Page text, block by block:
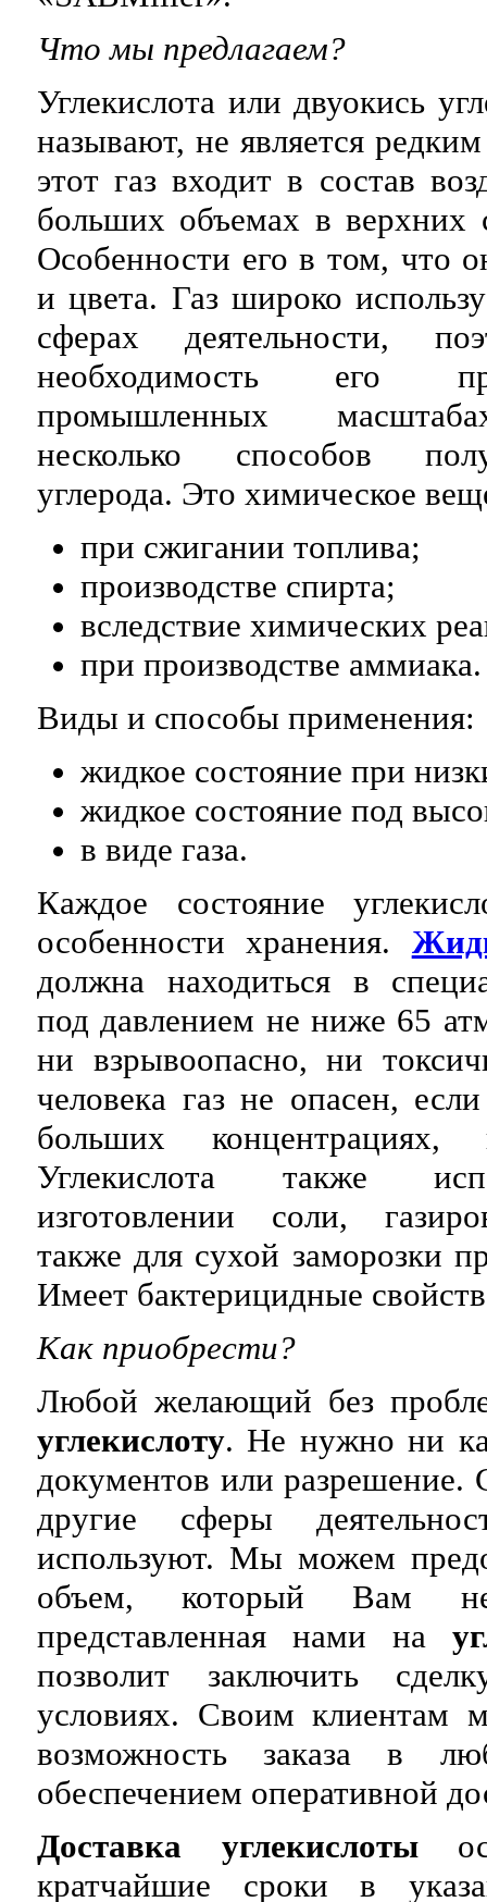
Что мы предлагаем?
Углекислота или двуокись
называют, не является
этот газ входит в состав
больших объемах в верхних
Особенности его в том, что
и цвета. Газ широко
сферах деятельности,
необходимость его
промышленных
несколько способов
углерода. Это химическое
при сжигании топлива;
производстве спирта;
вследствие химических
при производстве аммиака.
Виды и способы применения:
жидкое состояние при
жидкое состояние под
в виде газа.
Каждое состояние
особенности хранения.
должна находиться в
под давлением не ниже 65
ни взрывоопасно, ни
человека газ не опасен,
больших
Углекислота также
изготовлении соли,
также для сухой заморозки
Имеет бактерицидные
Как приобрести?
Любой желающий без
углекислоту. Не нужно ни
документов или разрешение.
другие сферы
используют. Мы можем
объем, который Вам
представленная нами на
позволит заключить
условиях. Своим клиентам
возможность заказа в
обеспечением оперативной
Доставка углекислоты
кратчайшие сроки в